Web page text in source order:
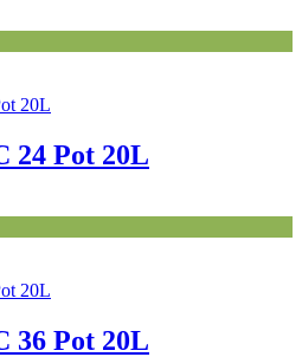
24 Pot 20L
36 Pot 20L